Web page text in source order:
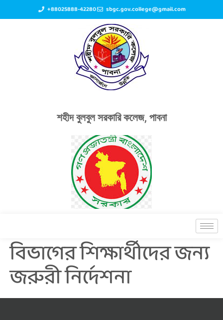
+88025888-42280 sbgc.gov.college@gmail.com
শহীদ বুলবুল সরকারি কলেজ, পাবনা
বিভাগের শিক্ষার্থীদের জন্য
জরুরী নির্দেশনা